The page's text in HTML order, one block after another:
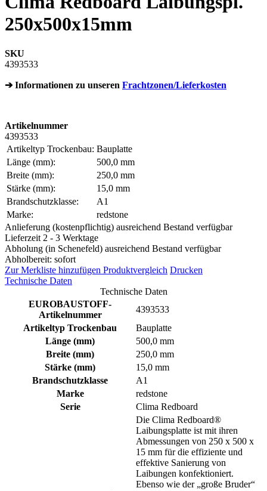
250x500x15mm
SKU
4393533
➔ Informationen zu unseren Frachtzonen/Lieferkosten
Artikelnummer
4393533
Artikeltyp Trockenbau: Bauplatte
Länge (mm):
500,0 mm
Breite (mm):
250,0 mm
Stärke (mm):
15,0 mm
Brandschutzklasse:
A1
Marke:
redstone
Anlieferung (kostenpflichtig) ausreichend Bestand verfügbar
Lieferzeit 2 - 3 Werktage
Abholung (in Schenefeld) ausreichend Bestand verfügbar
Abholbereit: sofort
Zur Merkliste hinzufügen Produktvergleich Drucken
Technische Daten
Technische Daten
EUROBAUSTOFF-
Artikelnummer
4393533
Artikeltyp Trockenbau
Bauplatte
Länge (mm)
500,0 mm
Breite (mm)
250,0 mm
Stärke (mm)
15,0 mm
Brandschutzklasse
A1
Marke
redstone
Serie
Clima Redboard
Die Clima Redboard®
Laibungsplatte ist mit ihren
Abmessungen von 250 x 500 x
15 mm für die effiziente und
effektive Sanierung von
Laibungen konfektioniert.
Ebenso wie der „große Bruder“